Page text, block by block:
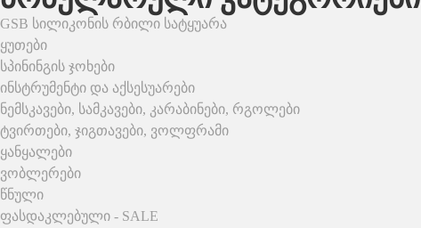
GSB სილიკონის რბილი სატყუარა
ყუთები
სპინინგის ჯოხები
ინსტრუმენტი და აქსესუარები
ნემსკავები, სამკავები, კარაბინები, რგოლები
ტვირთები, ჯიგთავები, ვოლფრამი
ყანყალები
ვობლერები
წნული
ფასდაკლებული - SALE